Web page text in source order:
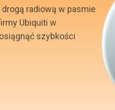
radiową w pasmie
Ubiquiti w
szybkości